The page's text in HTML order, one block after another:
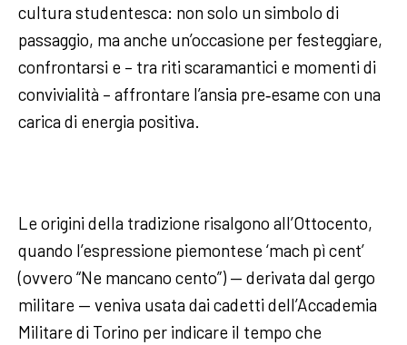
cultura studentesca: non solo un simbolo di
passaggio, ma anche un’occasione per festeggiare,
confrontarsi e – tra riti scaramantici e momenti di
convivialità – affrontare l’ansia pre‑esame con una
carica di energia positiva.
Le origini della tradizione risalgono all’Ottocento,
quando l’espressione piemontese ‘mach pì cent’
(ovvero “Ne mancano cento”) — derivata dal gergo
militare — veniva usata dai cadetti dell’Accademia
Militare di Torino per indicare il tempo che